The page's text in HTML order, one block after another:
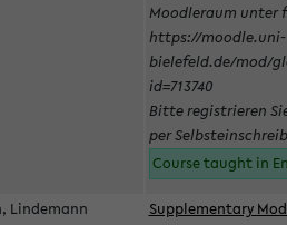
Moodleraum unter
https://moodle.uni-
bielefeld.de/mod/
id=713740
Bitte registrieren
per
Course taught in
Lindemann
Supplementary